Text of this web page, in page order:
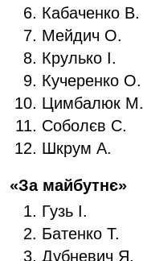
Кабаченко В.
Мейдич О.
Крулько І.
Кучеренко О.
Цимбалюк М.
Соболєв С.
Шкрум А.
«За майбутнє»
Гузь І.
Батенко Т.
Дубневич Я.